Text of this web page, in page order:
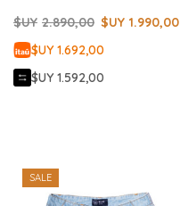
$UY 2.890,00 $UY 1.990,00
$UY 1.692,00
$UY 1.592,00
SALE